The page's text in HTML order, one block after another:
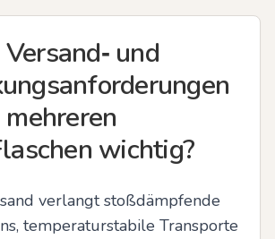
und
wichtig?
verlangt stoßdämpfende
temperaturstabile Transporte